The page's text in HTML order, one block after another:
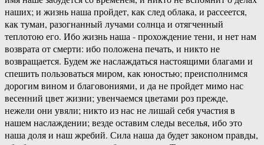
наших; и жизнь наша пройдет, как след облака, и рассеется,
как туман, разогнанный лучами солнца и отягченный
теплотою его. Ибо жизнь наша - прохождение тени, и нет нам
возврата от смерти: ибо положена печать, и никто не
возвращается. Будем же наслаждаться настоящими благами и
спешить пользоваться миром, как юностью; преисполнимся
дорогим вином и благовониями, и да не пройдет мимо нас
весенний цвет жизни; увенчаемся цветами роз прежде,
нежели они увяли; никто из нас не лишай себя участия в
нашем наслаждении; везде оставим следы веселья, ибо это
наша доля и наш жребий. Сила наша да будет законом правды,